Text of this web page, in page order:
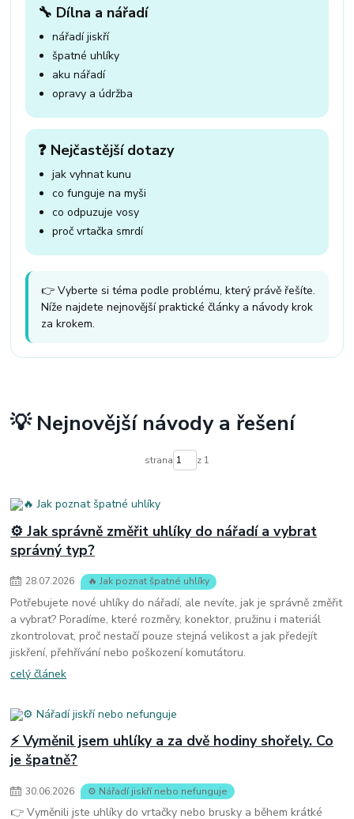
🔧 Dílna a nářadí
nářadí jiskří
špatné uhlíky
aku nářadí
opravy a údržba
❓ Nejčastější dotazy
jak vyhnat kunu
co funguje na myši
co odpuzuje vosy
proč vrtačka smrdí
👉 Vyberte si téma podle problému, který právě řešíte.
Níže najdete nejnovější praktické články a návody krok
za krokem.
💡 Nejnovější návody a řešení
strana z 1
⚙️ Jak správně změřit uhlíky do nářadí a vybrat
správný typ?
28.07.2026 🔥 Jak poznat špatné uhlíky
Potřebujete nové uhlíky do nářadí, ale nevíte, jak je správně změřit
a vybrat? Poradíme, které rozměry, konektor, pružinu i materiál
zkontrolovat, proč nestačí pouze stejná velikost a jak předejít
jiskření, přehřívání nebo poškození komutátoru.
celý článek
⚡ Vyměnil jsem uhlíky a za dvě hodiny shořely. Co
je špatně?
30.06.2026 ⚙️ Nářadí jiskří nebo nefunguje
👉 Vyměnili jste uhlíky do vrtačky nebo brusky a během krátké